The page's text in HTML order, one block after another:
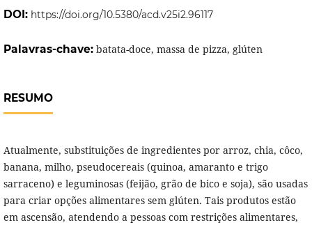
DOI: https://doi.org/10.5380/acd.v25i2.96117
Palavras-chave: batata-doce, massa de pizza, glúten
RESUMO
Atualmente, substituições de ingredientes por arroz, chia, côco,
banana, milho, pseudocereais (quinoa, amaranto e trigo
sarraceno) e leguminosas (feijão, grão de bico e soja), são usadas
para criar opções alimentares sem glúten. Tais produtos estão
em ascensão, atendendo a pessoas com restrições alimentares,